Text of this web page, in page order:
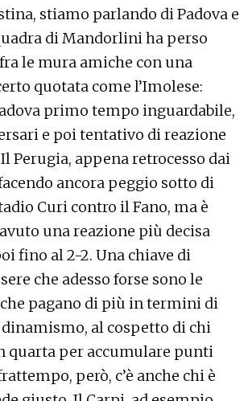
stiamo parlando di Padova e
di Mandorlini ha perso
fra le mura amiche con una
quotata come l’Imolese:
primo tempo inguardabile,
e poi tentativo di reazione
Perugia, appena retrocesso dai
ancora peggio sotto di
Curi contro il Fano, ma è
una reazione più decisa
fino al 2-2. Una chiave di
che adesso forse sono le
pagano di più in termini di
al cospetto di chi
quarta per accumulare punti
però, c’è anche chi è